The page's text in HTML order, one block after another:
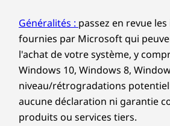
CONÇU POUR VOTRE
Touches
intelligentes,
traitement des appareils hôtes/
des fichiers, la configuration du
environnements d’exploitation; les
peuvent être inférieures à celles
Connexion sans fil
WiFi 7 802.11BE (2 x 2) 320 MHz
Bluetooth 5.4
l'achat de votre système, y
Windows 10, Windows 8,
niveau/rétrogradations
aucune déclaration ni garantie
produits ou services tiers.
Marques de commerce